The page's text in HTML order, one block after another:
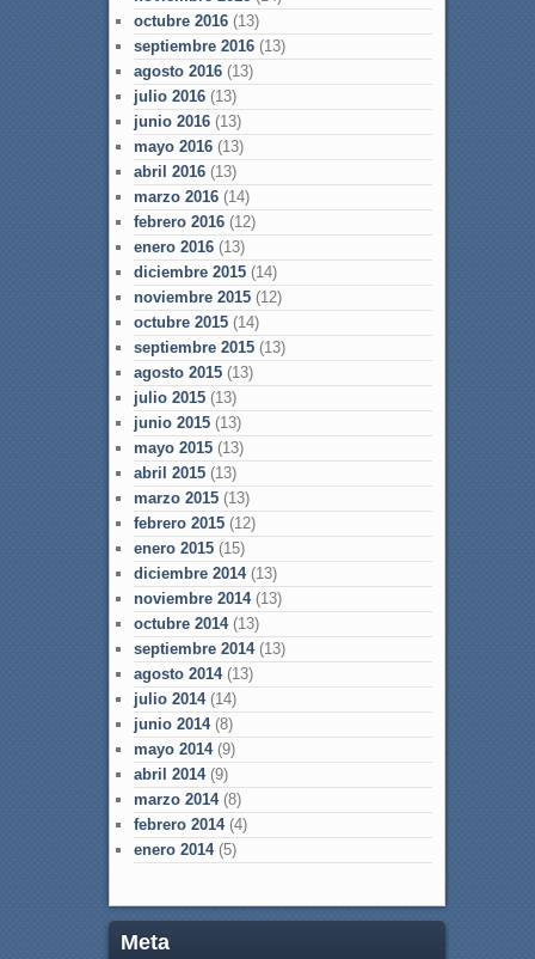
octubre 2016(13)
septiembre 2016(13)
agosto 2016(13)
julio 2016(13)
junio 2016(13)
mayo 2016(13)
abril 2016(13)
marzo 2016(14)
febrero 2016(12)
enero 2016(13)
diciembre 2015(14)
noviembre 2015(12)
octubre 2015(14)
septiembre 2015(13)
agosto 2015(13)
julio 2015(13)
junio 2015(13)
mayo 2015(13)
abril 2015(13)
marzo 2015(13)
febrero 2015(12)
enero 2015(15)
diciembre 2014(13)
noviembre 2014(13)
octubre 2014(13)
septiembre 2014(13)
agosto 2014(13)
julio 2014(14)
junio 2014(8)
mayo 2014(9)
abril 2014(9)
marzo 2014(8)
febrero 2014(4)
enero 2014(5)
Meta